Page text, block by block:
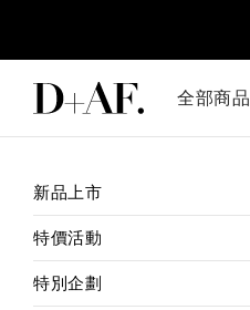
全部商品
新品上市
特價活動
特別企劃